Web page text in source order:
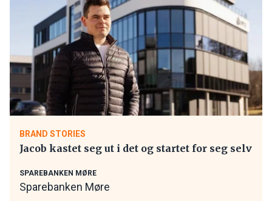
BRAND STORIES
Jacob kastet seg ut i det og startet for seg selv
SPAREBANKEN MØRE
Sparebanken Møre